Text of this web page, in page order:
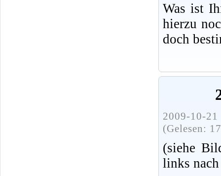
Was ist
hierzu
doch
2009-10-
(Gelesen:
(siehe
links